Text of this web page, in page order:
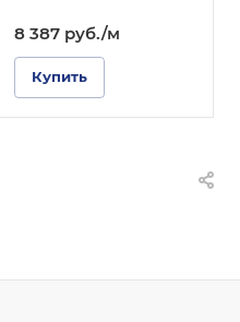
8 387 руб./м
Купить